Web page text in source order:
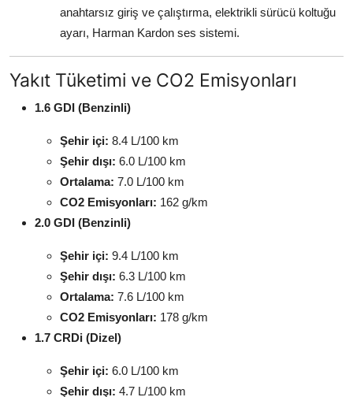
anahtarsız giriş ve çalıştırma, elektrikli sürücü koltuğu
ayarı, Harman Kardon ses sistemi.
Yakıt Tüketimi ve CO2 Emisyonları
1.6 GDI (Benzinli)
Şehir içi: 8.4 L/100 km
Şehir dışı: 6.0 L/100 km
Ortalama: 7.0 L/100 km
CO2 Emisyonları: 162 g/km
2.0 GDI (Benzinli)
Şehir içi: 9.4 L/100 km
Şehir dışı: 6.3 L/100 km
Ortalama: 7.6 L/100 km
CO2 Emisyonları: 178 g/km
1.7 CRDi (Dizel)
Şehir içi: 6.0 L/100 km
Şehir dışı: 4.7 L/100 km